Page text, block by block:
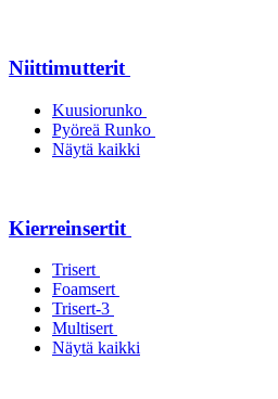
Niittimutterit
Kuusiorunko
Pyöreä Runko
Näytä kaikki
Kierreinsertit
Trisert
Foamsert
Trisert-3
Multisert
Näytä kaikki